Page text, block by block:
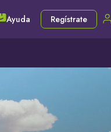
Ayuda Regístrate